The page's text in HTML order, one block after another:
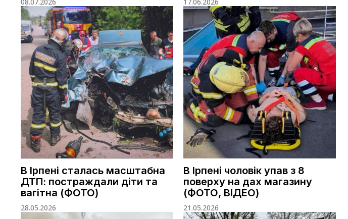
В Ірпені сталась масштабна
ДТП: постраждали діти та
вагітна (ФОТО)
28.05.2026
В Ірпені чоловік упав з 8
поверху на дах магазину
(ФОТО, ВІДЕО)
21.05.2026